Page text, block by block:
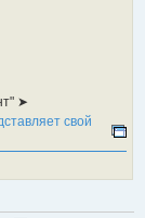
➤
свой